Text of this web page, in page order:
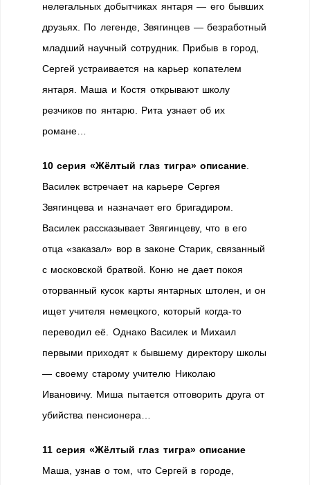
нелегальных добытчиках янтаря — его бывших
друзьях. По легенде, Звягинцев — безработный
младший научный сотрудник. Прибыв в город,
Сергей устраивается на карьер копателем
янтаря. Маша и Костя открывают школу
резчиков по янтарю. Рита узнает об их
романе…
10 серия «Жёлтый глаз тигра» описание
Василек встречает на карьере Сергея
Звягинцева и назначает его бригадиром.
Василек рассказывает Звягинцеву, что в его
отца «заказал» вор в законе Старик, связанный
с московской братвой. Коню не дает покоя
оторванный кусок карты янтарных штолен, и он
ищет учителя немецкого, который когда-то
переводил её. Однако Василек и Михаил
первыми приходят к бывшему директору школы
— своему старому учителю Николаю
Ивановичу. Миша пытается отговорить друга от
убийства пенсионера…
11 серия «Жёлтый глаз тигра» описание
Маша, узнав о том, что Сергей в городе,